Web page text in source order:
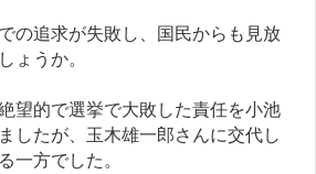
の追求が失敗し、国民からも見放
ょうか。
望的で選挙で大敗した責任を小池
したが、玉木雄一郎さんに交代し
一方でした。